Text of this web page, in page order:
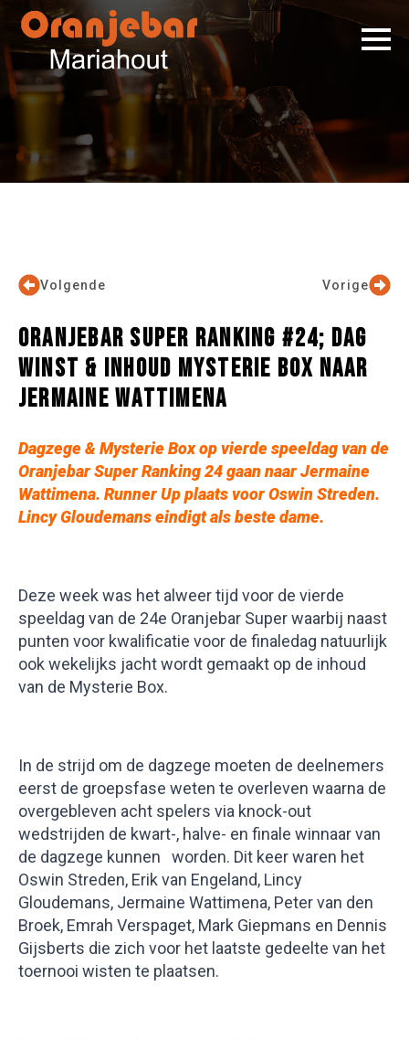
Vorige
Volgende
ORANJEBAR SUPER RANKING #24; DAG
WINST & INHOUD MYSTERIE BOX NAAR
JERMAINE WATTIMENA
Dagzege & Mysterie Box op vierde speeldag van de
Oranjebar Super Ranking 24 gaan naar Jermaine
Wattimena. Runner Up plaats voor Oswin Streden.
Lincy Gloudemans eindigt als beste dame.
Deze week was het alweer tijd voor de vierde
speeldag van de 24e Oranjebar Super waarbij naast
punten voor kwalificatie voor de finaledag natuurlijk
ook wekelijks jacht wordt gemaakt op de inhoud
van de Mysterie Box.
In de strijd om de dagzege moeten de deelnemers
eerst de groepsfase weten te overleven waarna de
overgebleven acht spelers via knock-out
wedstrijden de kwart-, halve- en finale winnaar van
de dagzege kunnen worden. Dit keer waren het
Oswin Streden, Erik van Engeland, Lincy
Gloudemans, Jermaine Wattimena, Peter van den
Broek, Emrah Verspaget, Mark Giepmans en Dennis
Gijsberts die zich voor het laatste gedeelte van het
toernooi wisten te plaatsen.